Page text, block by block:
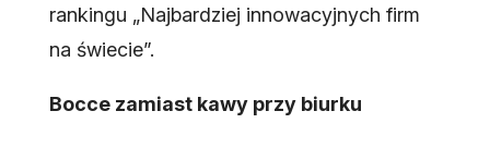
rankingu „Najbardziej innowacyjnych firm
na świecie”.
Bocce zamiast kawy przy biurku